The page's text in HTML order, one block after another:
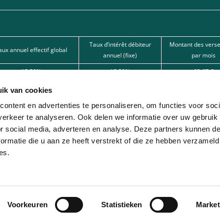
van cookies
en advertenties te personaliseren, om functies voor
te analyseren. Ook delen we informatie over uw gebruik
social media, adverteren en analyse. Deze partners kunnen
die u aan ze heeft verstrekt of die ze hebben
Voorkeuren Statistieken
annuel effectif global
Taux d’intérêt débiteur
annuel (fixe)
Montant des
par mois
15,50% 15,50% 62,67 €
15,50%
12% 12% 166,22 € 
par l’une de nos banques partenaires. Intermédiaire de crédit (agent à
avec différentes sociétés de leasing partenaires. Cette option est réservée
© 2026 - Lease-Je-Scooter.be